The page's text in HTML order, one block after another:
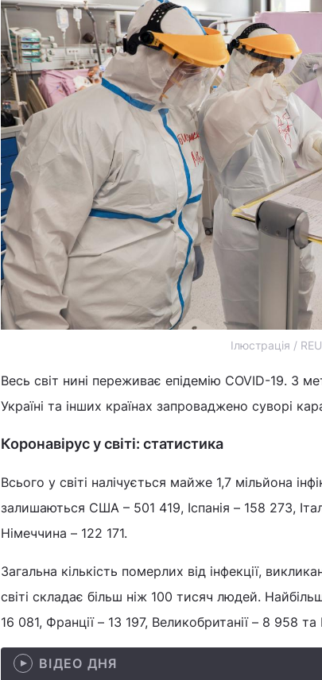
Ілюстрація /
Весь світ нині переживає епідемію COVID-19. З
Україні та інших країнах запроваджено суворі
Коронавірус у світі: статистика
Всього у світі налічується майже 1,7 мільйона
залишаються США – 501 419, Іспанія – 158 273,
Німеччина – 122 171.
Загальна кількість померлих від інфекції,
світі складає більш ніж 100 тисяч людей.
16 081, Франції – 13 197, Великобританії – 8 958
ВІДЕО ДНЯ